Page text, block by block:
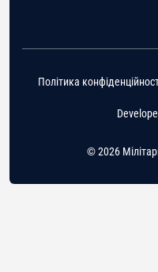
© 2026
Політика